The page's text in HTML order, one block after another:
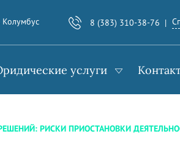
Колумбус 8 (383) 310-38-76
услуги
РИСКИ ПРИОСТАНОВКИ